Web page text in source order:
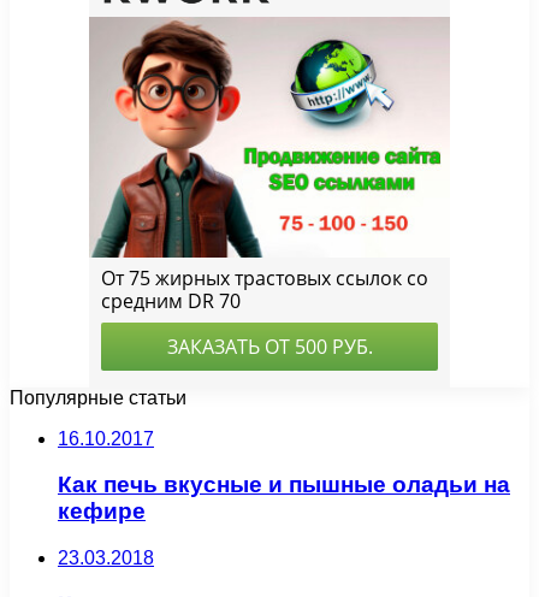
Популярные статьи
16.10.2017
Как печь вкусные и пышные оладьи на
кефире
23.03.2018